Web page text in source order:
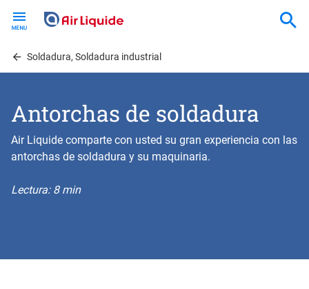
contentSoldadura, Soldadura industrial
Antorchas de soldadura
Air Liquide comparte con usted su gran experiencia con las
antorchas de soldadura y su maquinaria.
Lectura: 8 min